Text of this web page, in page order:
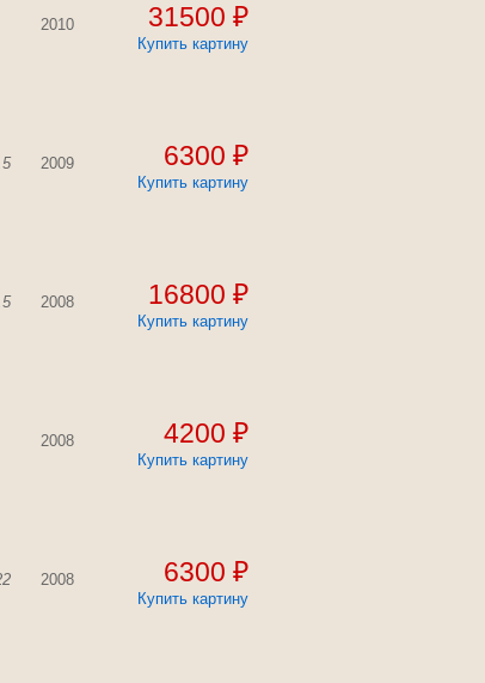
2010 31500 ₽
Купить картину
2009 6300 ₽
Купить картину
2008 16800 ₽
Купить картину
2008 4200 ₽
Купить картину
2008 6300 ₽
Купить картину